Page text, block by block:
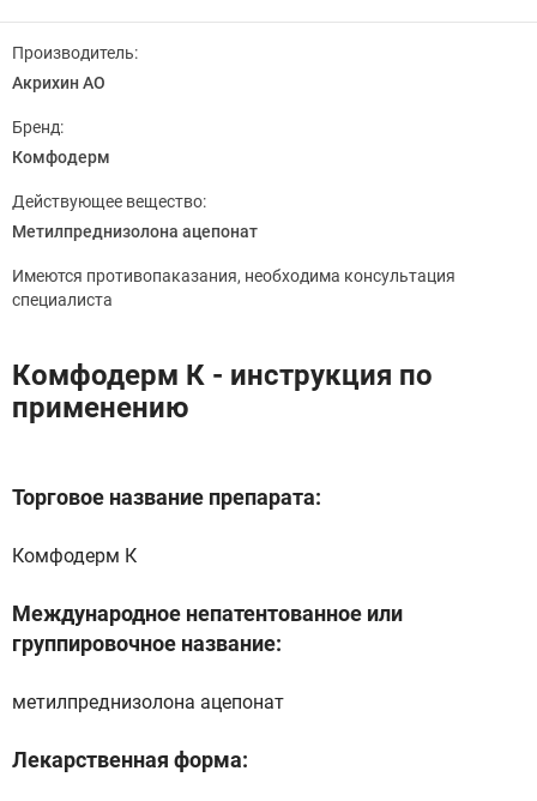
Производитель:
Акрихин АО
Бренд:
Комфодерм
Действующее вещество:
Метилпреднизолона ацепонат
Имеются противопаказания, необходима консультация
специалиста
Комфодерм К - инструкция по
применению
Торговое название препарата:
Комфодерм К
Международное непатентованное или
группировочное название:
метилпреднизолона ацепонат
Лекарственная форма: